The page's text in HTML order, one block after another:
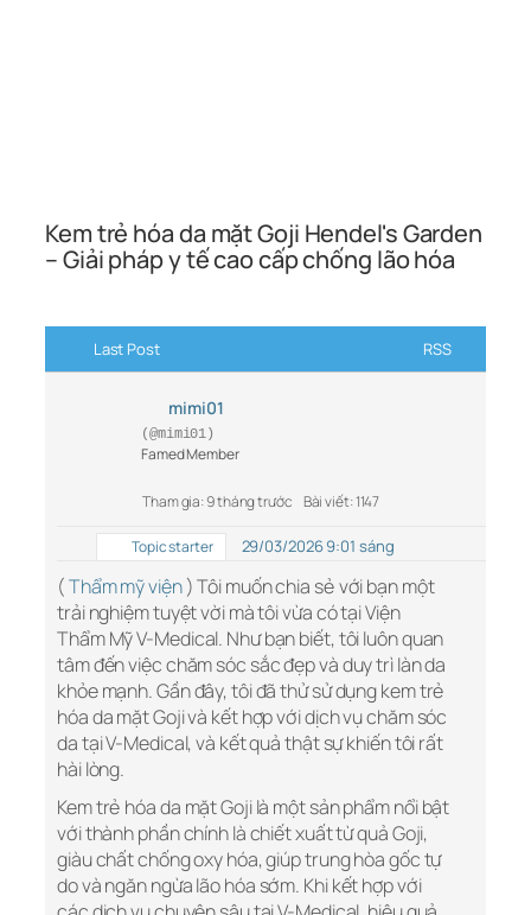
Kem trẻ hóa da mặt Goji Hendel's Garden
– Giải pháp y tế cao cấp chống lão hóa
Last Post RSS
mimi01
(@mimi01)
Famed Member
Tham gia: 9 tháng trước Bài viết: 1147
Topic starter 29/03/2026 9:01 sáng
(Thẩm mỹ viện) Tôi muốn chia sẻ với bạn một
trải nghiệm tuyệt vời mà tôi vừa có tại Viện
Thẩm Mỹ V-Medical. Như bạn biết, tôi luôn quan
tâm đến việc chăm sóc sắc đẹp và duy trì làn da
khỏe mạnh. Gần đây, tôi đã thử sử dụng kem trẻ
hóa da mặt Goji và kết hợp với dịch vụ chăm sóc
da tại V-Medical, và kết quả thật sự khiến tôi rất
hài lòng.
Kem trẻ hóa da mặt Goji là một sản phẩm nổi bật
với thành phần chính là chiết xuất từ quả Goji,
giàu chất chống oxy hóa, giúp trung hòa gốc tự
do và ngăn ngừa lão hóa sớm. Khi kết hợp với